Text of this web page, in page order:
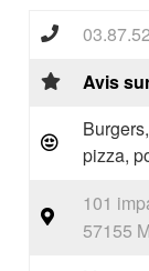
Avis
pizza,
101
57155